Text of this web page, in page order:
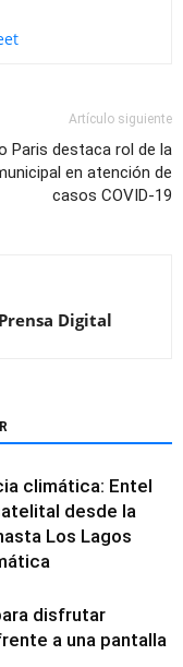
Artículo siguiente
Paris destaca rol de la
en atención de
casos COVID-19
Digital
climática: Entel
desde la
Los Lagos
disfrutar
a una pantalla